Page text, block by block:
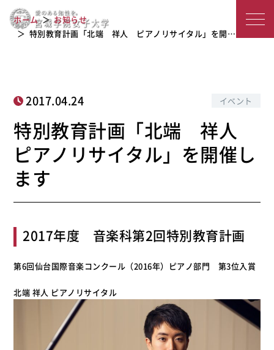
城
子
大
特別教育計画「北端 祥人 ピアノリ
サイタル」を開催します
ホーム
お知らせ
特別教育計画「北端 祥人 ピアノリサイタル」を開…
2017.04.24 イベント
特別教育計画「北端 祥人
ピアノリサイタル」を開催し
ます
2017年度 音楽科第2回特別教育計画
第6回仙台国際音楽コンクール（2016年）ピアノ部門 第3位入賞
北端 祥人 ピアノリサイタル